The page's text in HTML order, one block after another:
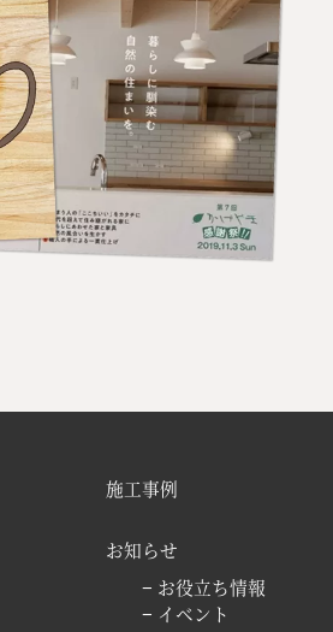
施工事例
お知らせ
− お役立ち情報
− イベント